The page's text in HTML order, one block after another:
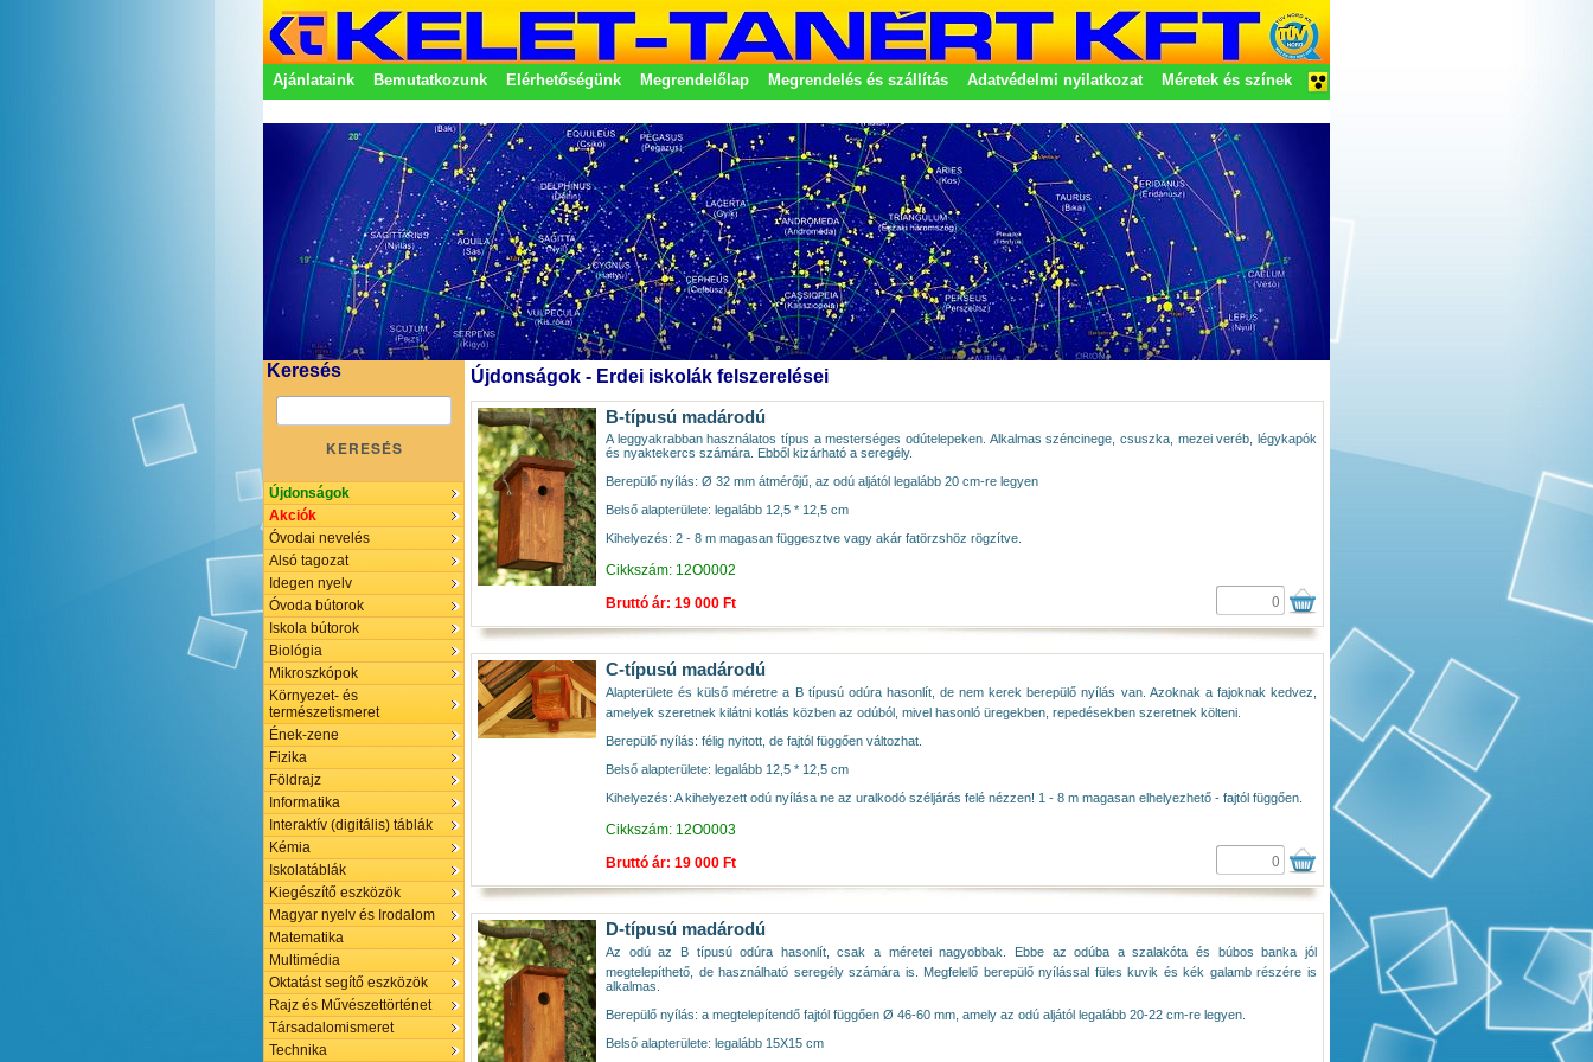
Ajánlataink Bemutatkozunk Elérhetőségünk Megrendelőlap Megrendelés és szállítás Adatvédelmi nyilatkozat
Méretek és színek
Keresés
KERESÉS
Újdonságok
Akciók
Óvodai nevelés
Alsó tagozat
Idegen nyelv
Óvoda bútorok
Iskola bútorok
Biológia
Mikroszkópok
Környezet- és
természetismeret
Ének-zene
Fizika
Földrajz
Informatika
Interaktív (digitális) táblák
Kémia
Iskolatáblák
Kiegészítő eszközök
Magyar nyelv és Irodalom
Matematika
Multimédia
Oktatást segítő eszközök
Rajz és Művészettörténet
Társadalomismeret
Technika
Újdonságok - Erdei iskolák felszerelései
B-típusú madárodú
A leggyakrabban használatos típus a mesterséges odútelepeken. Alkalmas széncinege, csuszka, mezei veréb, légykapók
és nyaktekercs számára. Ebből kizárható a seregély.
Berepülő nyílás: Ø 32 mm átmérőjű, az odú aljától legalább 20 cm-re legyen
Belső alapterülete: legalább 12,5 * 12,5 cm
Kihelyezés: 2 - 8 m magasan függesztve vagy akár fatörzshöz rögzítve.
Cikkszám: 12O0002
Bruttó ár: 19 000 Ft
C-típusú madárodú
Alapterülete és külső méretre a B típusú odúra hasonlít, de nem kerek berepülő nyílás van. Azoknak a fajoknak kedvez,
amelyek szeretnek kilátni kotlás közben az odúból, mivel hasonló üregekben, repedésekben szeretnek költeni.
Berepülő nyílás: félig nyitott, de fajtól függően változhat.
Belső alapterülete: legalább 12,5 * 12,5 cm
Kihelyezés: A kihelyezett odú nyílása ne az uralkodó széljárás felé nézzen! 1 - 8 m magasan elhelyezhető - fajtól függően.
Cikkszám: 12O0003
Bruttó ár: 19 000 Ft
D-típusú madárodú
Az odú az B típusú odúra hasonlít, csak a méretei nagyobbak. Ebbe az odúba a szalakóta és búbos banka jól
megtelepíthető, de használható seregély számára is. Megfelelő berepülő nyílással füles kuvik és kék galamb részére is
alkalmas.
Berepülő nyílás: a megtelepítendő fajtól függően Ø 46-60 mm, amely az odú aljától legalább 20-22 cm-re legyen.
Belső alapterülete: legalább 15X15 cm